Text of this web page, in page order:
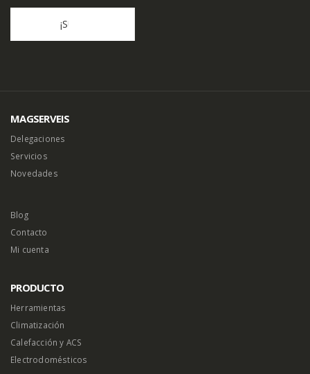
MAGSERVEIS
Delegaciones
Servicios
Novedades
Blog
Contacto
Mi cuenta
PRODUCTO
Herramientas
Climatización
Calefacción y ACS
Electrodomésticos